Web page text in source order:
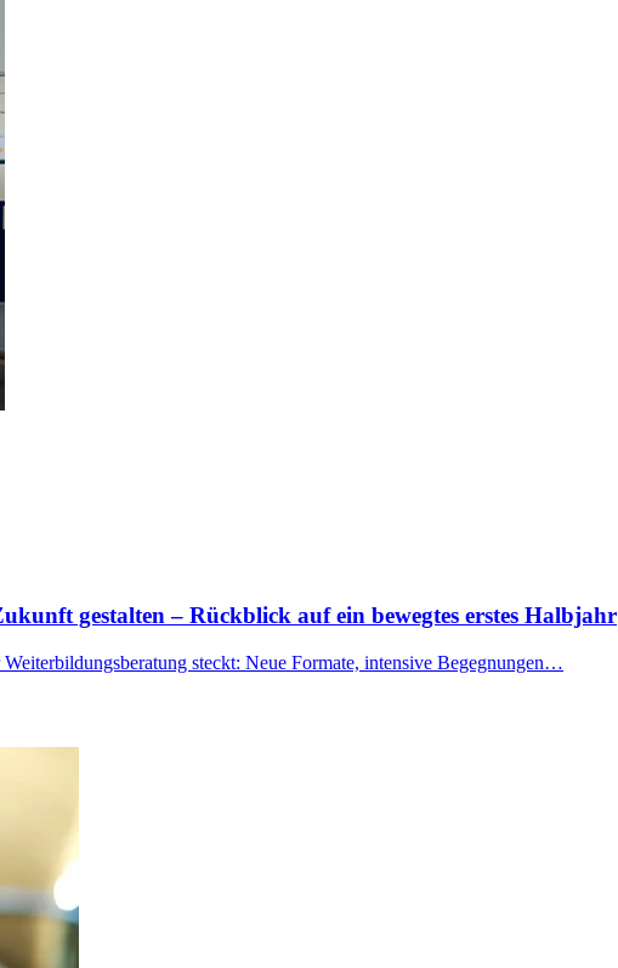
gestalten – Rückblick auf ein bewegtes erstes Halbjahr
steckt: Neue Formate, intensive Begegnungen…